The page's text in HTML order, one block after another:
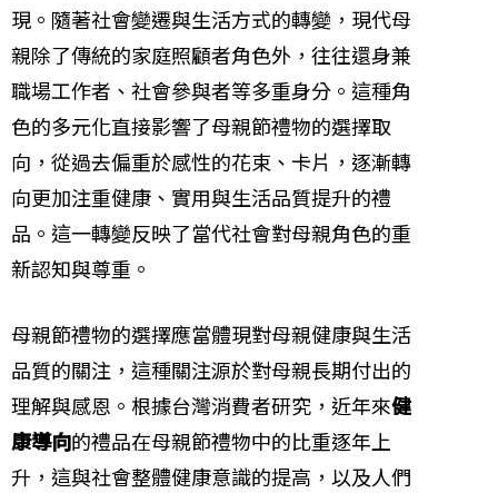
現。隨著社會變遷與生活方式的轉變，現代母
親除了傳統的家庭照顧者角色外，往往還身兼
職場工作者、社會參與者等多重身分。這種角
色的多元化直接影響了母親節禮物的選擇取
向，從過去偏重於感性的花束、卡片，逐漸轉
向更加注重健康、實用與生活品質提升的禮
品。這一轉變反映了當代社會對母親角色的重
新認知與尊重。
母親節禮物的選擇應當體現對母親健康與生活
品質的關注，這種關注源於對母親長期付出的
理解與感恩。根據台灣消費者研究，近年來健
康導向的禮品在母親節禮物中的比重逐年上
升，這與社會整體健康意識的提高，以及人們